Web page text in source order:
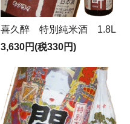
喜久醉 特別純米酒 1.8L
3,630円(税330円)